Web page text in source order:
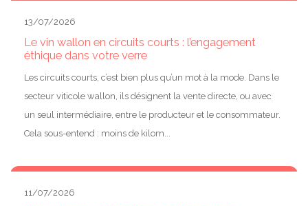
13/07/2026
Le vin wallon en circuits courts : l’engagement
éthique dans votre verre
Les circuits courts, c’est bien plus qu’un mot à la mode. Dans le
secteur viticole wallon, ils désignent la vente directe, ou avec
un seul intermédiaire, entre le producteur et le consommateur.
Cela sous-entend : moins de kilom...
11/07/2026